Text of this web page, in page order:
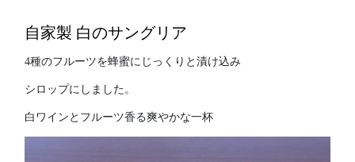
自家製 白のサングリア
4種のフルーツを蜂蜜にじっくりと漬け込み
シロップにしました。
白ワインとフルーツ香る爽やかな一杯